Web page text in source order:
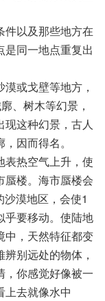
件以及那些地方在
同一地点重复出
或戈壁等地方，
、树木等幻景，
这种幻景，古人
因而得名。
表热空气上升，使
蜃楼。海市蜃楼会
漠地区，会使1
乎要移动。使陆地
中，天然特征都变
别远处的物体，
，你感觉好像被一
上去就像水中